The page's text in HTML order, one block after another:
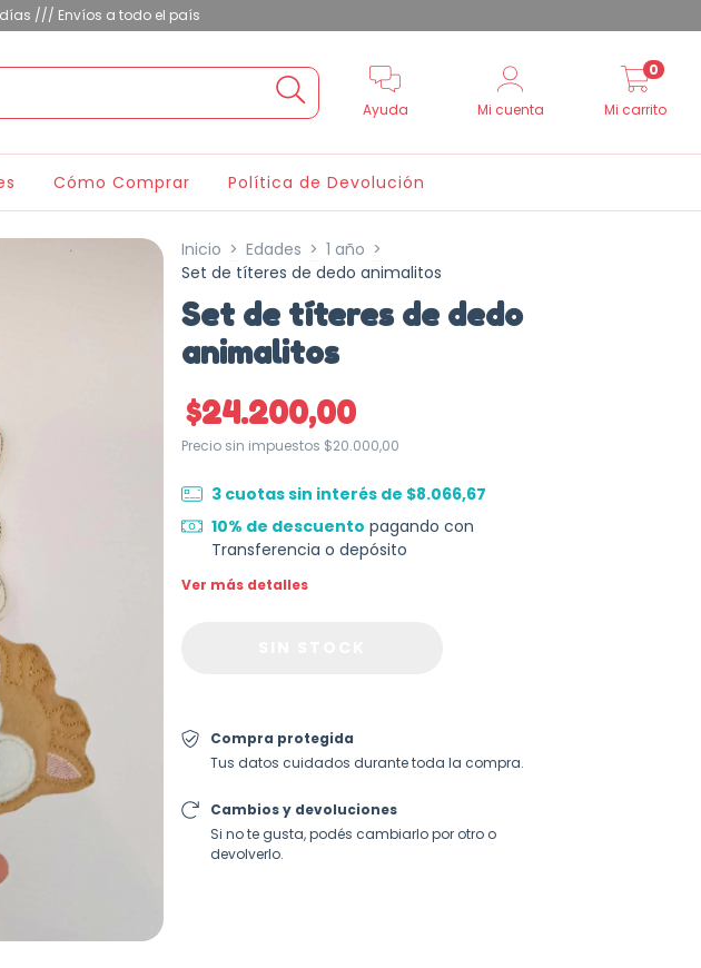
/// Envíos a todo el país
Ayuda Mi cuenta Mi carrito
0
Cómo Comprar Política de Devolución
Inicio > Edades > 1 año >
Set de títeres de dedo animalitos
Set de títeres de dedo
animalitos
$24.200,00
Precio sin impuestos $20.000,00
3 cuotas sin interés de $8.066,67
10% de descuento pagando con
Transferencia o depósito
Ver más detalles
Compra protegida
Tus datos cuidados durante toda la compra.
Cambios y devoluciones
Si no te gusta, podés cambiarlo por otro o
devolverlo.